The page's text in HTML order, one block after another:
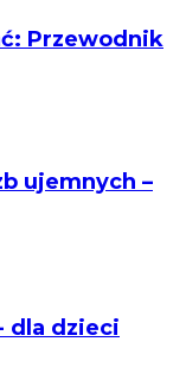
Przewodnik
ujemnych –
dla dzieci